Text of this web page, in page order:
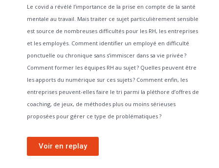
Le covid a révélé l’importance de la prise en compte de la santé
mentale au travail. Mais traiter ce sujet particulièrement sensible
est source de nombreuses difficultés pour les RH, les entreprises
et les employés. Comment identifier un employé en difficulté
ponctuelle ou chronique sans s’immiscer dans sa vie privée ?
Comment former les équipes RH au sujet ? Quelles peuvent être
les apports du numérique sur ces sujets ? Comment enfin, les
entreprises peuvent-elles faire le tri parmi la pléthore d’offres de
coaching, de jeux, de méthodes plus ou moins sérieuses
proposées pour gérer ce type de problématiques ?
Voir en replay